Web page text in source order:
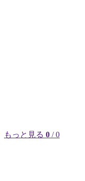
もっと見る 0 / 0